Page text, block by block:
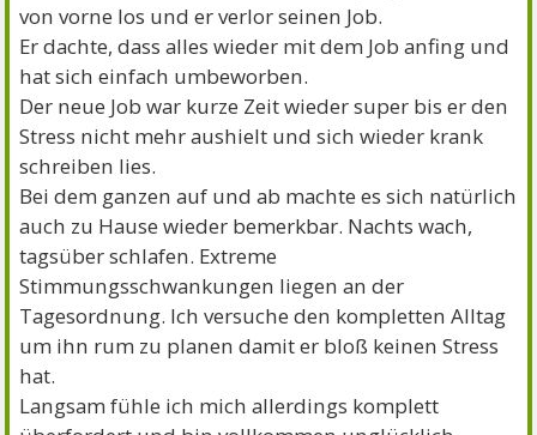
von vorne los und er verlor seinen Job.
Er dachte, dass alles wieder mit dem Job anfing und
hat sich einfach umbeworben.
Der neue Job war kurze Zeit wieder super bis er den
Stress nicht mehr aushielt und sich wieder krank
schreiben lies.
Bei dem ganzen auf und ab machte es sich natürlich
auch zu Hause wieder bemerkbar. Nachts wach,
tagsüber schlafen. Extreme
Stimmungsschwankungen liegen an der
Tagesordnung. Ich versuche den kompletten Alltag
um ihn rum zu planen damit er bloß keinen Stress
hat.
Langsam fühle ich mich allerdings komplett